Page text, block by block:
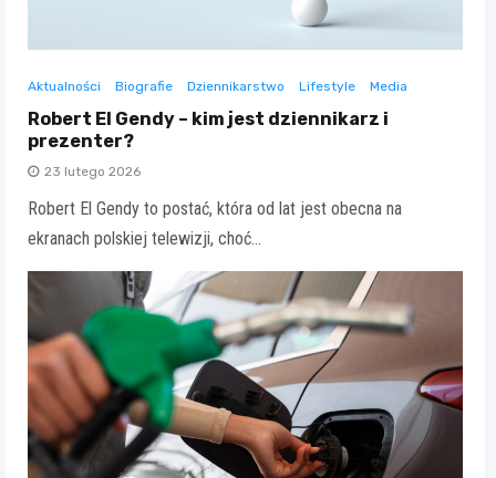
Aktualności Biografie Dziennikarstwo Lifestyle Media
Robert El Gendy – kim jest dziennikarz i
prezenter?
23 lutego 2026
Robert El Gendy to postać, która od lat jest obecna na
ekranach polskiej telewizji, choć…